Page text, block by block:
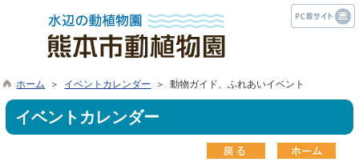
ホーム ＞ イベントカレンダー ＞ 動物ガイド、ふれあいイベント
イベントカレンダー